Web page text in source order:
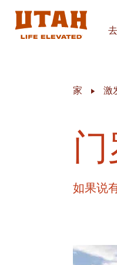
家 激
如果说